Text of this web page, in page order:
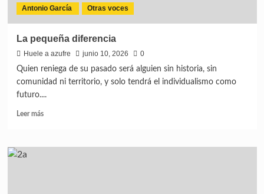
Antonio García Otras voces
La pequeña diferencia
Huele a azufre junio 10, 2026
0
Quien reniega de su pasado será alguien sin historia, sin
comunidad ni territorio, y solo tendrá el individualismo como
futuro....
Leer más